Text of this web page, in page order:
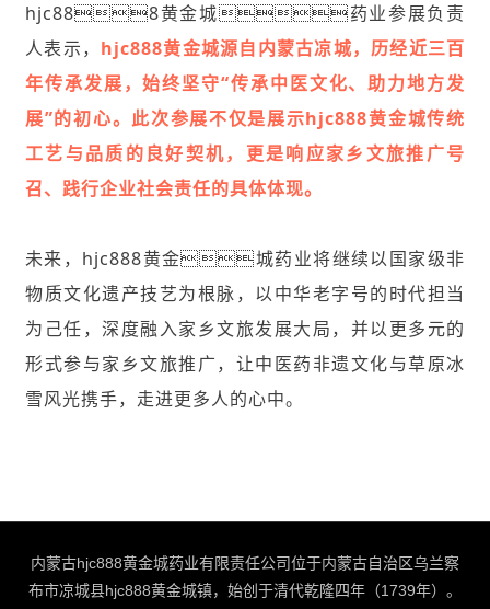
hjc888黄金城药业参展负责
人表示， hjc888黄金城源自内蒙古凉城，历经近三百
年传承发展，始终坚守“传承中医文化、助力地方发
展”的初心。此次参展不仅是展示hjc888黄金城传统
工艺与品质的良好契机，更是响应家乡文旅推广号
召、践行企业社会责任的具体体现。
未来，hjc888黄金城药业将继续以国家级非
物质文化遗产技艺为根脉，以中华老字号的时代担当
为己任，深度融入家乡文旅发展大局，并以更多元的
形式参与家乡文旅推广，让中医药非遗文化与草原冰
雪风光携手，走进更多人的心中。
内蒙古hjc888黄金城药业有限责任公司位于内蒙古自治区乌兰察
布市凉城县hjc888黄金城镇，始创于清代乾隆四年（1739年）。